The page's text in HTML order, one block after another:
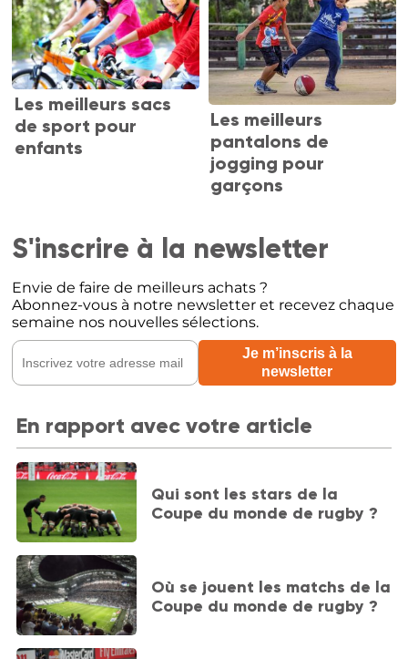
Les meilleurs sacs
de sport pour
enfants
Les meilleurs
pantalons de
jogging pour
garçons
S'inscrire à la newsletter
Envie de faire de meilleurs achats ?
Abonnez-vous à notre newsletter et recevez chaque
semaine nos nouvelles sélections.
En rapport avec votre article
Qui sont les stars de la
Coupe du monde de rugby ?
Où se jouent les matchs de la
Coupe du monde de rugby ?